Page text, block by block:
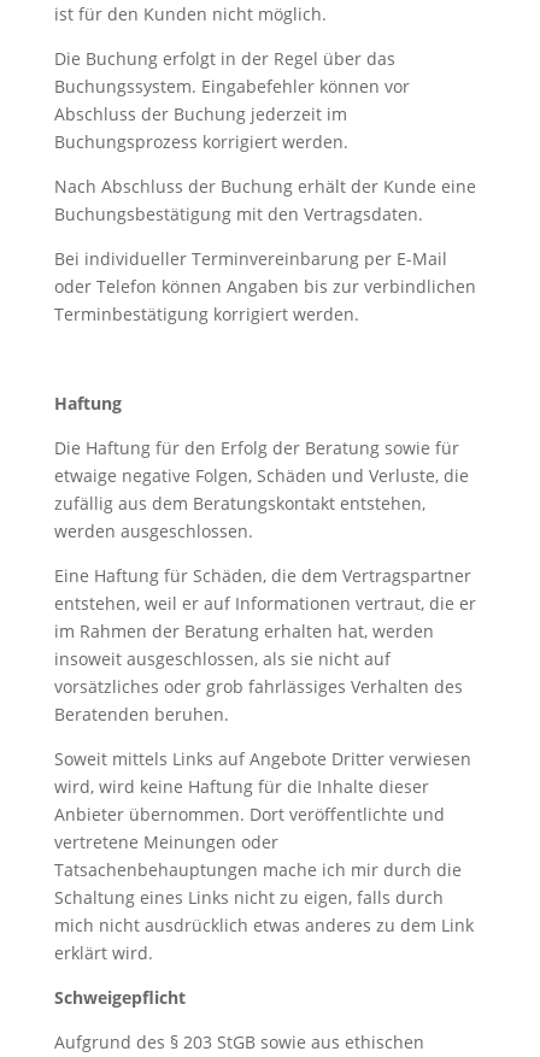
ist für den Kunden nicht möglich.
Die Buchung erfolgt in der Regel über das
Buchungssystem. Eingabefehler können vor
Abschluss der Buchung jederzeit im
Buchungsprozess korrigiert werden.
Nach Abschluss der Buchung erhält der Kunde eine
Buchungsbestätigung mit den Vertragsdaten.
Bei individueller Terminvereinbarung per E-Mail
oder Telefon können Angaben bis zur verbindlichen
Terminbestätigung korrigiert werden.
Haftung
Die Haftung für den Erfolg der Beratung sowie für
etwaige negative Folgen, Schäden und Verluste, die
zufällig aus dem Beratungskontakt entstehen,
werden ausgeschlossen.
Eine Haftung für Schäden, die dem Vertragspartner
entstehen, weil er auf Informationen vertraut, die er
im Rahmen der Beratung erhalten hat, werden
insoweit ausgeschlossen, als sie nicht auf
vorsätzliches oder grob fahrlässiges Verhalten des
Beratenden beruhen.
Soweit mittels Links auf Angebote Dritter verwiesen
wird, wird keine Haftung für die Inhalte dieser
Anbieter übernommen. Dort veröffentlichte und
vertretene Meinungen oder
Tatsachenbehauptungen mache ich mir durch die
Schaltung eines Links nicht zu eigen, falls durch
mich nicht ausdrücklich etwas anderes zu dem Link
erklärt wird.
Schweigepflicht
Aufgrund des § 203 StGB sowie aus ethischen